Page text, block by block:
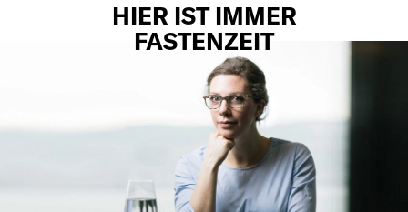
HIER IST IMMER
FASTENZEIT